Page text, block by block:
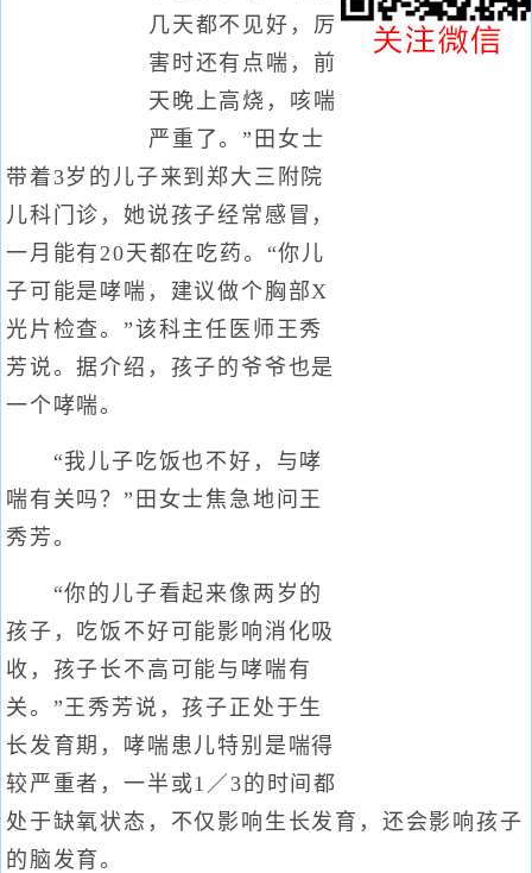
几天都不见好，厉
害时还有点喘，前
天晚上高烧，咳喘
严重了。”田女士
带着3岁的儿子来到郑大三附院
儿科门诊，她说孩子经常感冒，
一月能有20天都在吃药。“你儿
子可能是哮喘，建议做个胸部X
光片检查。”该科主任医师王秀
芳说。据介绍，孩子的爷爷也是
一个哮喘。
“我儿子吃饭也不好，与哮
喘有关吗？”田女士焦急地问王
秀芳。
“你的儿子看起来像两岁的
孩子，吃饭不好可能影响消化吸
收，孩子长不高可能与哮喘有
关。”王秀芳说，孩子正处于生
长发育期，哮喘患儿特别是喘得
较严重者，一半或1／3的时间都
处于缺氧状态，不仅影响生长发育，还会影响孩子
的脑发育。